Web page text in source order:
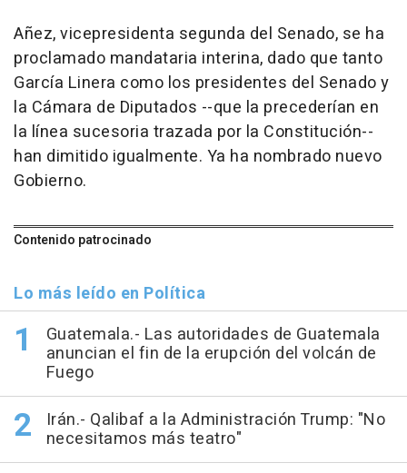
Añez, vicepresidenta segunda del Senado, se ha
proclamado mandataria interina, dado que tanto
García Linera como los presidentes del Senado y
la Cámara de Diputados --que la precederían en
la línea sucesoria trazada por la Constitución--
han dimitido igualmente. Ya ha nombrado nuevo
Gobierno.
Contenido patrocinado
Lo más leído en Política
Guatemala.- Las autoridades de Guatemala
anuncian el fin de la erupción del volcán de
Fuego
Irán.- Qalibaf a la Administración Trump: "No
necesitamos más teatro"